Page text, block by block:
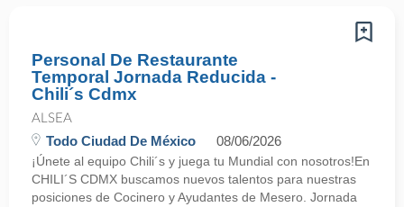
Personal De Restaurante
Temporal Jornada Reducida -
Chili´s Cdmx
ALSEA
Todo Ciudad De México 08/06/2026
¡Únete al equipo Chili´s y juega tu Mundial con nosotros!En
CHILI´S CDMX buscamos nuevos talentos para nuestras
posiciones de Cocinero y Ayudantes de Mesero. Jornada